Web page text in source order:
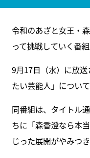
令和のあざと女王・
って挑戦していく番
9月17日（水）に放
たい芸能人」につい
同番組は、タイトル
ちに「森香澄なら本
じった展開がやみつ